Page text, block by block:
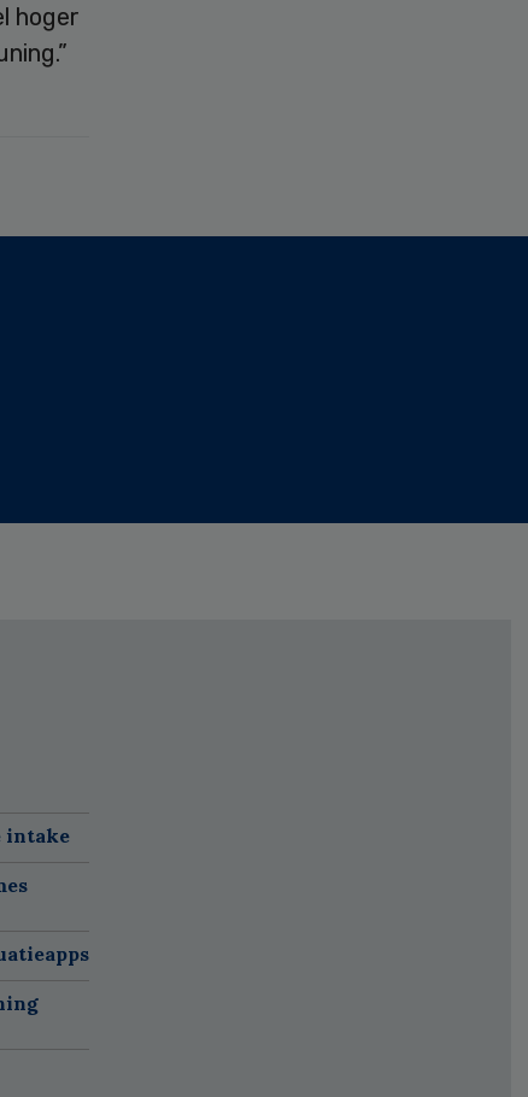
hoger
intake